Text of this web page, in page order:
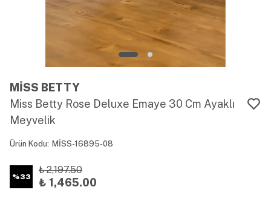
MİSS BETTY
Miss Betty Rose Deluxe Emaye 30 Cm Ayaklı
Meyvelik
Ürün Kodu: MİSS-16895-08
%33
₺ 2,197.50
₺ 1,465.00